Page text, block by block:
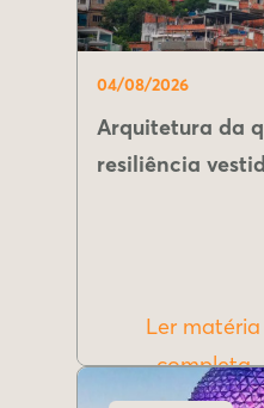
04/08/2026
Arquitetura da
resiliência
Ler matéria
completa